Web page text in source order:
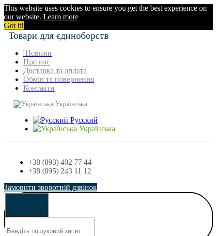
This website uses cookies to ensure you get the best experience on
our website. Learn more
Got it!
Товари для єдиноборств
Новини
Про нас
Доставка та оплата
Обмін та повернення
Контакти
Українська
Русский
Українська
+38 (093) 402 77 44
+38 (095) 243 11 12
Замовити зворотній дзвінок